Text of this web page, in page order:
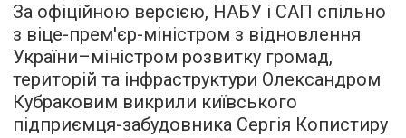
За офіційною версією, НАБУ і САП спільно
з віце-прем'єр-міністром з відновлення
України–міністром розвитку громад,
територій та інфраструктури Олександром
Кубраковим викрили київського
підприємця-забудовника Сергія Копистиру